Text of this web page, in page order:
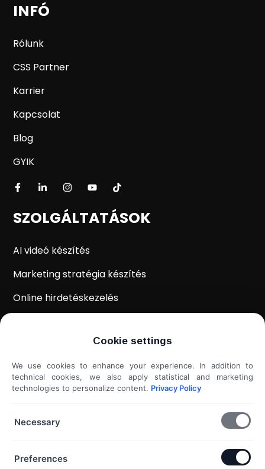
INFÓ
Rólunk
CSS Partner
Karrier
Kapcsolat
Blog
GYIK
SZOLGÁLTATÁSOK
AI videó készítés
Marketing stratégia készítés
Online hirdetéskezelés
Weboldal kiértékelés
Shoprenter / Unas webshop készítés
Hideg e-mail megkeresés
További szolgáltatások...
Cookie settings
We use cookies to enhance your experience. In addition to
technical cookies, we also apply statistical and marketing
technologies to personalize content. Privacy Policy
Necessary
Preferences